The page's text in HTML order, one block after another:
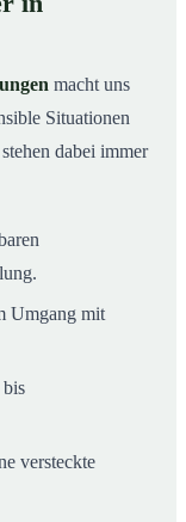
macht uns
Situationen
dabei immer
Umgang mit
versteckte